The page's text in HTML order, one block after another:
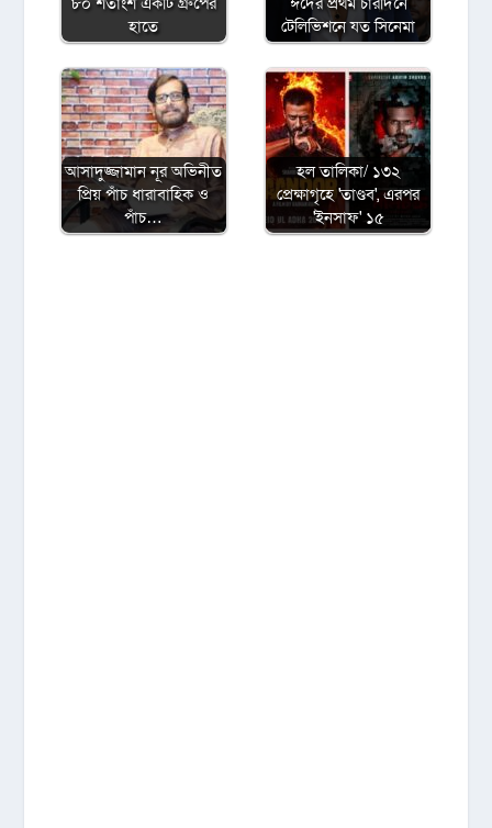
হাতে
টেলিভিশনে যত সিনেমা
আসাদুজ্জামান নূর অভিনীত
প্রিয় পাঁচ ধারাবাহিক ও
পাঁচ…
হল তালিকা/ ১৩২
প্রেক্ষাগৃহে 'তাণ্ডব', এরপর
'ইনসাফ' ১৫